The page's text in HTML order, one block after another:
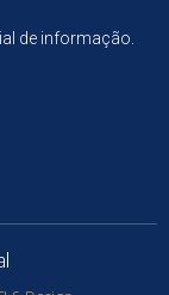
de informação.